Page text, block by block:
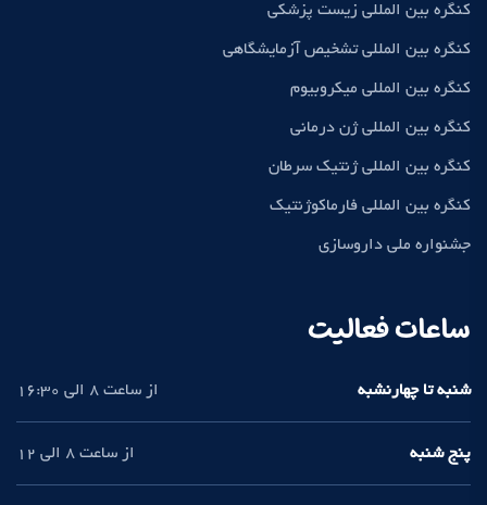
کنگره بین المللی زیست پزشکی
کنگره بین المللی تشخیص آزمایشگاهی
کنگره بین المللی میکروبیوم
کنگره بین المللی ژن درمانی
کنگره بین المللی ژنتیک سرطان
کنگره بین المللی فارماکوژنتیک
جشنواره ملی داروسازی
ساعات فعالیت
شنبه تا چهارنشبه از ساعت 8 الی 16:30
پنج شنبه از ساعت 8 الی 12